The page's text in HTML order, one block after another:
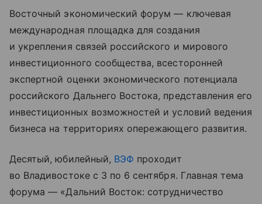
Восточный экономический форум — ключевая
международная площадка для создания
и укрепления связей российского и мирового
инвестиционного сообщества, всесторонней
экспертной оценки экономического потенциала
российского Дальнего Востока, представления его
инвестиционных возможностей и условий ведения
бизнеса на территориях опережающего развития.
Десятый, юбилейный, ВЭФ проходит
во Владивостоке с 3 по 6 сентября. Главная тема
форума — «Дальний Восток: сотрудничество